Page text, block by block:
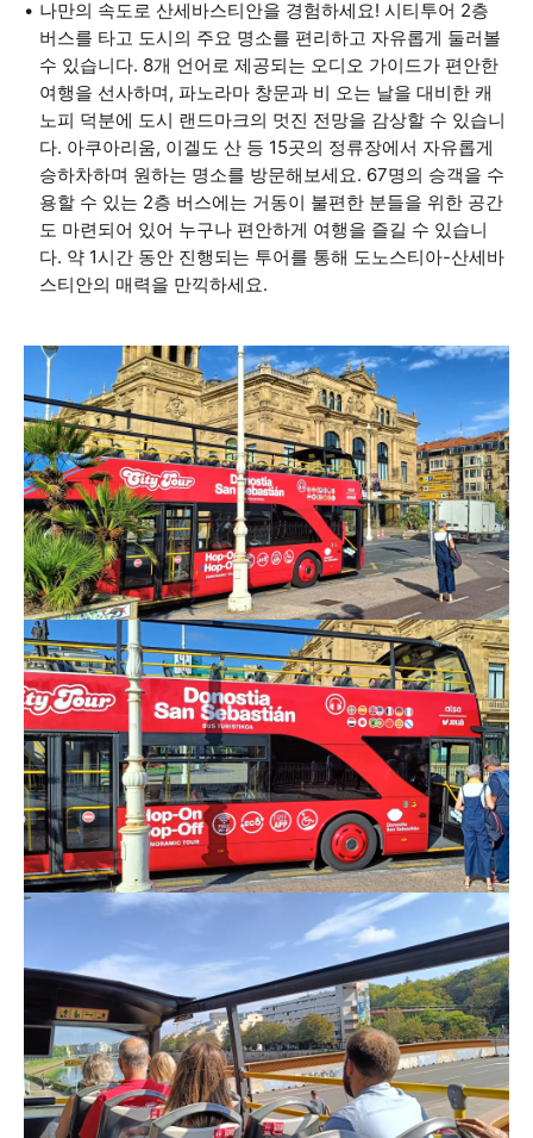
나만의 속도로 산세바스티안을 경험하세요! 시티투어 2층
버스를 타고 도시의 주요 명소를 편리하고 자유롭게 둘러볼
수 있습니다. 8개 언어로 제공되는 오디오 가이드가 편안한
여행을 선사하며, 파노라마 창문과 비 오는 날을 대비한 캐
노피 덕분에 도시 랜드마크의 멋진 전망을 감상할 수 있습니
다. 아쿠아리움, 이겔도 산 등 15곳의 정류장에서 자유롭게
승하차하며 원하는 명소를 방문해보세요. 67명의 승객을 수
용할 수 있는 2층 버스에는 거동이 불편한 분들을 위한 공간
도 마련되어 있어 누구나 편안하게 여행을 즐길 수 있습니
다. 약 1시간 동안 진행되는 투어를 통해 도노스티아-산세바
스티안의 매력을 만끽하세요.